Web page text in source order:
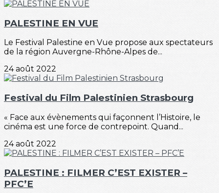
PALESTINE EN VUE
Le Festival Palestine en Vue propose aux spectateurs
de la région Auvergne-Rhône-Alpes de...
24 août 2022
Festival du Film Palestinien Strasbourg
« Face aux évènements qui façonnent l’Histoire, le
cinéma est une force de contrepoint. Quand...
24 août 2022
PALESTINE : FILMER C’EST EXISTER –
PFC’E